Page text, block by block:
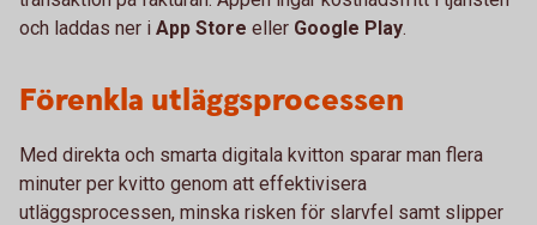
och laddas ner i App Store eller Google Play.
Förenkla utläggsprocessen
Med direkta och smarta digitala kvitton sparar man flera
minuter per kvitto genom att effektivisera
utläggsprocessen, minska risken för slarvfel samt slipper